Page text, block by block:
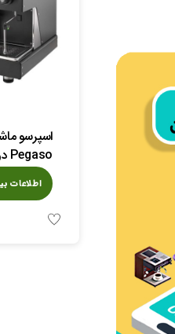
Pegaso دو کروپ
اطلاعات